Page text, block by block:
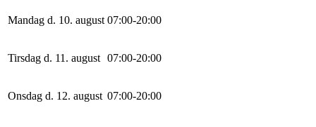
Mandag d. 10. august 07:00-20:00
Tirsdag d. 11. august 07:00-20:00
Onsdag d. 12. august 07:00-20:00